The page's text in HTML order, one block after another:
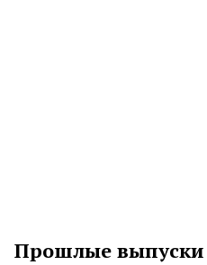
Прошлые выпуски